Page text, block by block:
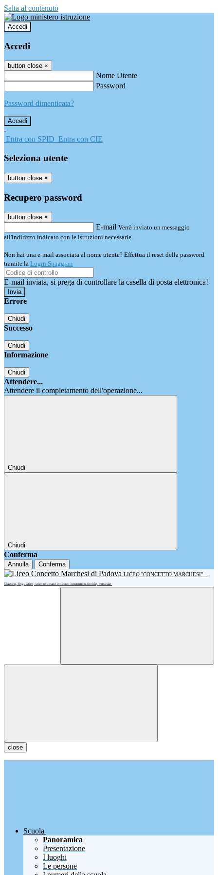
Salta al contenuto
Accedi
Accedi
button close ×
Nome Utente
Password
Password dimenticata?
-
Entra con SPID Entra con CIE
Seleziona utente
button close ×
Recupero password
button close ×
E-mail Verrà inviato un messaggio
all'indirizzo indicato con le istruzioni necessarie.
Non hai una e-mail associata al nome utente? Effettua il reset della password
tramite la Login Spaggiari
E-mail inviata, si prega di controllare la casella di posta elettronica!
Errore
Chiudi
Successo
Chiudi
Informazione
Chiudi
Attendere...
Attendere il completamento dell'operazione...
Chiudi
Chiudi
Conferma
Annulla Conferma
LICEO "CONCETTO MARCHESI"
Classico, linguistico, scienze umane indirizzo economico-sociale, musicale
close
Scuola
Panoramica
Presentazione
I luoghi
Le persone